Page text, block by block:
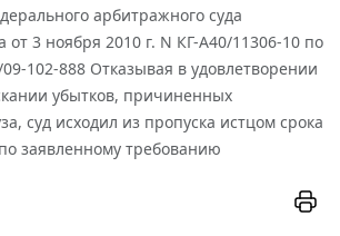
арбитражного суда
от 3 ноября 2010 г. N КГ-А40/11306-10 по
102-888 Отказывая в удовлетворении
убытков, причиненных
суд исходил из пропуска истцом срока
заявленному требованию